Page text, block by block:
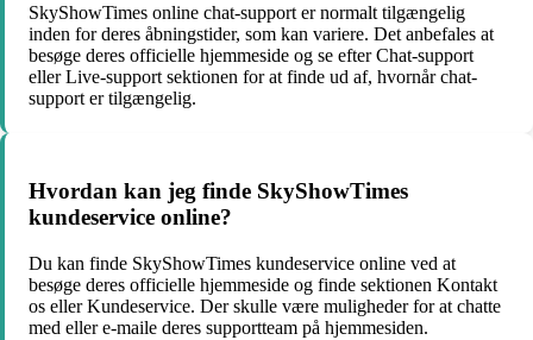
SkyShowTimes online chat-support er normalt tilgængelig
inden for deres åbningstider, som kan variere. Det anbefales at
besøge deres officielle hjemmeside og se efter Chat-support
eller Live-support sektionen for at finde ud af, hvornår chat-
support er tilgængelig.
Hvordan kan jeg finde SkyShowTimes
kundeservice online?
Du kan finde SkyShowTimes kundeservice online ved at
besøge deres officielle hjemmeside og finde sektionen Kontakt
os eller Kundeservice. Der skulle være muligheder for at chatte
med eller e-maile deres supportteam på hjemmesiden.